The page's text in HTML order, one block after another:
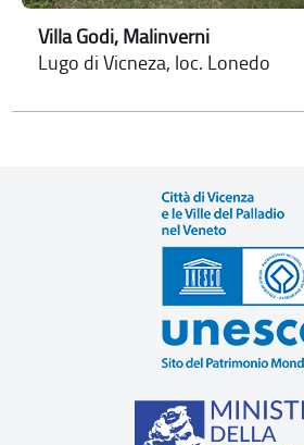
Villa Godi, Malinverni
Lugo di Vicneza, loc. Lonedo